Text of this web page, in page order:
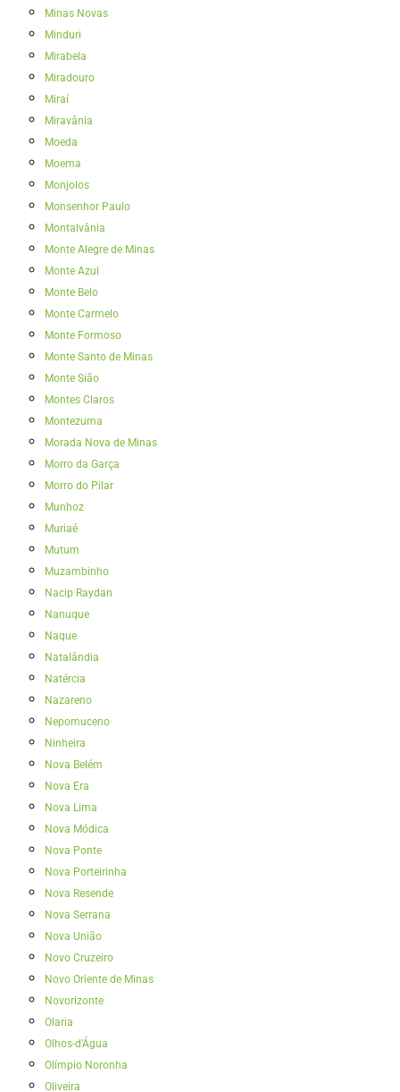
Minas Novas
Minduri
Mirabela
Miradouro
Miraí
Miravânia
Moeda
Moema
Monjolos
Monsenhor Paulo
Montalvânia
Monte Alegre de Minas
Monte Azul
Monte Belo
Monte Carmelo
Monte Formoso
Monte Santo de Minas
Monte Sião
Montes Claros
Montezuma
Morada Nova de Minas
Morro da Garça
Morro do Pilar
Munhoz
Muriaé
Mutum
Muzambinho
Nacip Raydan
Nanuque
Naque
Natalândia
Natércia
Nazareno
Nepomuceno
Ninheira
Nova Belém
Nova Era
Nova Lima
Nova Módica
Nova Ponte
Nova Porteirinha
Nova Resende
Nova Serrana
Nova União
Novo Cruzeiro
Novo Oriente de Minas
Novorizonte
Olaria
Olhos-d’Água
Olímpio Noronha
Oliveira